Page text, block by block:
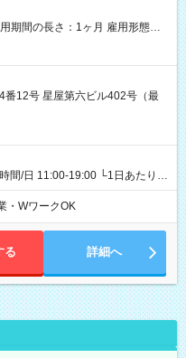
期間の長さ：1ヶ月 雇用形態、
番12号 星屋第六ビル402号（最
間/日 11:00-19:00 └1日あたりの
帯内であれば、いつでも勤務可
きな曜日でご勤務いただけま
働き方が可能なお仕事です！
・WワークOK
る 詳細へ